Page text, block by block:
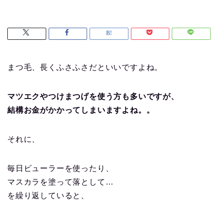
まつ毛、長くふさふさだといいですよね。
マツエクやつけまつげを使う方も多いですが、
結構お金がかかってしまいますよね。。
それに、
毎日ビューラーを使ったり、
マスカラを塗って落として…
を繰り返していると、